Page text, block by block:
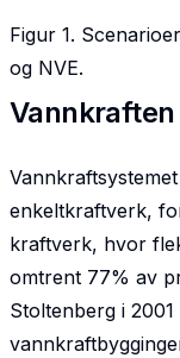
Figur 1.
og NVE.
Vannkraften
enkeltkraftverk,
kraftverk, hvor
omtrent 77% av
Stoltenberg i